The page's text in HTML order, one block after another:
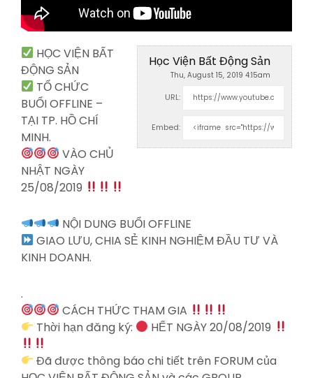
Học Viện Bất Động Sản
Thu, August 15, 2019 4:15am
URL:
Embed:
HỌC VIỆN BẤT
ĐỘNG SẢN
TỔ CHỨC
BUỔI OFFLINE –
TẠI TP. HỒ CHÍ
MINH.
VÀO CHỦ
NHẬT NGÀY
25/08/2019
NỘI DUNG BUỔI OFFLINE
GIAO LƯU, CHIA SẺ KINH NGHIỆM ĐẦU TƯ VÀ
KINH DOANH.
.
CÁCH THỨC THAM GIA
Thời hạn đăng ký:
HẾT NGÀY 20/08/2019
Đã được thông báo chi tiết trên FORUM của